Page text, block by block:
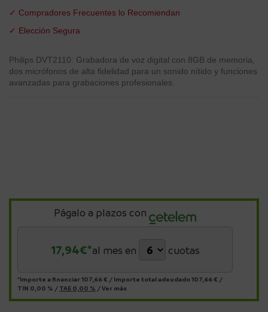
✓ Compradores Frecuentes lo Recomiendan
✓ Elección Segura
Philips DVT2110: Grabadora de voz digital con 8GB de memoria,
dos micrófonos de alta fidelidad para un sonido nítido y funciones
avanzadas para grabaciones profesionales.
Págalo a plazos con
17,94€*al mes en cuotas
*Importe a financiar 107,66 € / Importe total adeudado107,66 € /
TIN 0,00 % / TAE 0,00 % /Ver más